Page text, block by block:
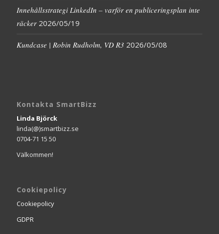
Innehållsstrategi LinkedIn – varför en publiceringsplan inte
räcker 2026/05/19
Kundcase | Robin Rudholm, VD R3 2026/05/08
Kontakta SmartBizz
Linda Björck
linda(@)smartbizz.se
0704-71 15 50
Välkommen!
Cookiepolicy
Cookiepolicy
GDPR